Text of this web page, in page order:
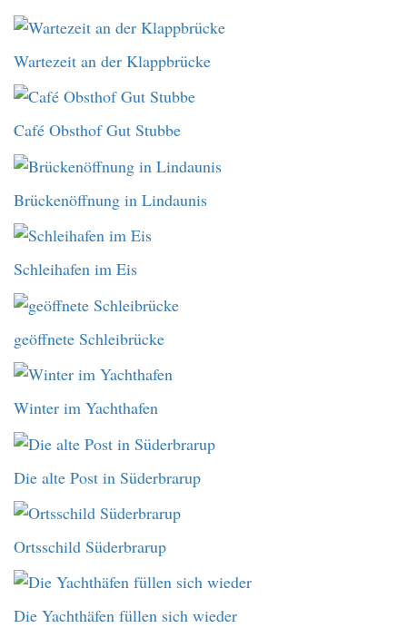
Wartezeit an der Klappbrücke
Café Obsthof Gut Stubbe
Brückenöffnung in Lindaunis
Schleihafen im Eis
geöffnete Schleibrücke
Winter im Yachthafen
Die alte Post in Süderbrarup
Ortsschild Süderbrarup
Die Yachthäfen füllen sich wieder